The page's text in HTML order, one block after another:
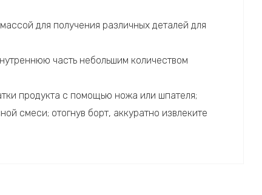
для получения различных деталей для
часть небольшим количеством
продукта с помощью ножа или шпателя;
смеси; отогнув борт, аккуратно извлеките